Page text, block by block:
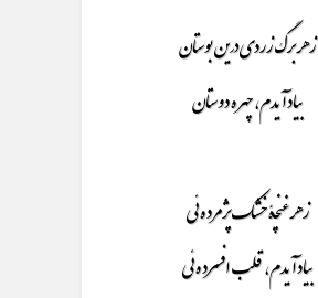
ز هر برگ زردی درین بوستان
بیاد آیدم، چهره دوستان
ز هر غنچۀ خشک پژمرده ئی
بیاد آیدم، قلب افسرده ئی